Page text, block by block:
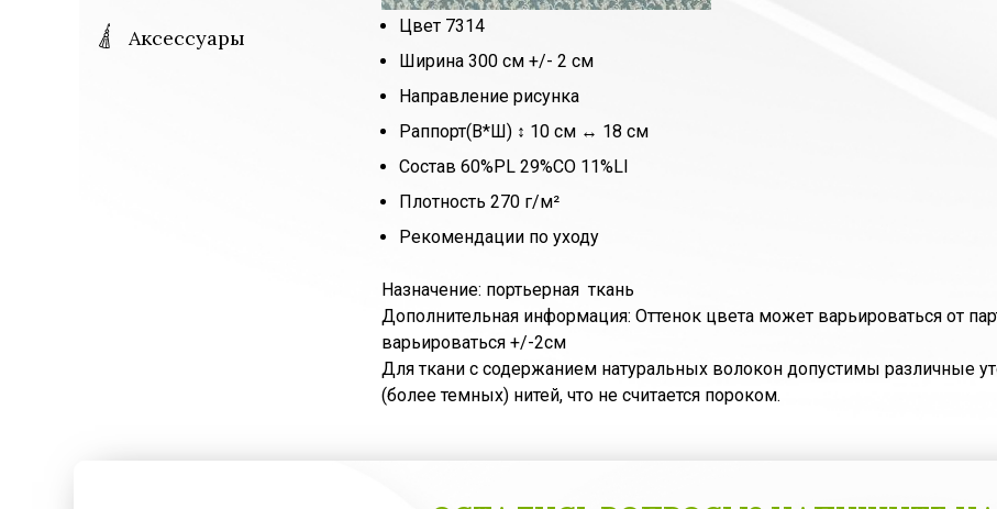
Аксессуары
Цвет 7314
Ширина 300 см +/- 2 см
Направление рисунка
Раппорт(В*Ш) ↕ 10 см ↔ 18 см
Состав 60%PL 29%CO 11%LI
Плотность 270 г/м²
Рекомендации по уходу
Назначение: портьерная ткань
Дополнительная информация: Оттенок цвета может варьироваться от
варьироваться +/-2см
Для ткани с содержанием натуральных волокон допустимы различные
(более темных) нитей, что не считается пороком.